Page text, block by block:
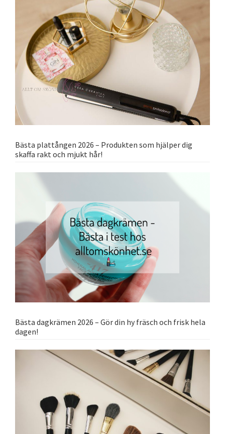
Bästa plattången 2026 – Produkten som hjälper dig
skaffa rakt och mjukt hår!
Bästa dagkrämen 2026 – Gör din hy fräsch och frisk hela
dagen!